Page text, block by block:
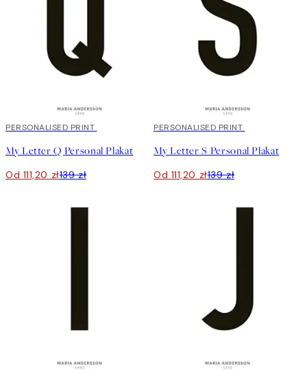
20%*
PERSONALISED PRINT
My Letter Q Personal Plakat
Od 111,20 zł139 zł
20%*
PERSONALISED PRINT
My Letter S Personal Plakat
Od 111,20 zł139 zł